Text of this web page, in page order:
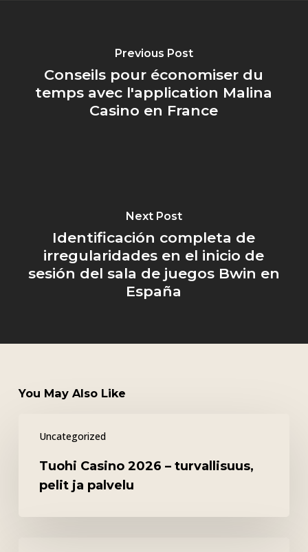
Previous Post
Conseils pour économiser du
temps avec l'application Malina
Casino en France
Next Post
Identificación completa de
irregularidades en el inicio de
sesión del sala de juegos Bwin en
España
You May Also Like
Uncategorized
Casino
turvallisuus,
Tuohi Casino 2026 – turvallisuus,
pelit ja palvelu